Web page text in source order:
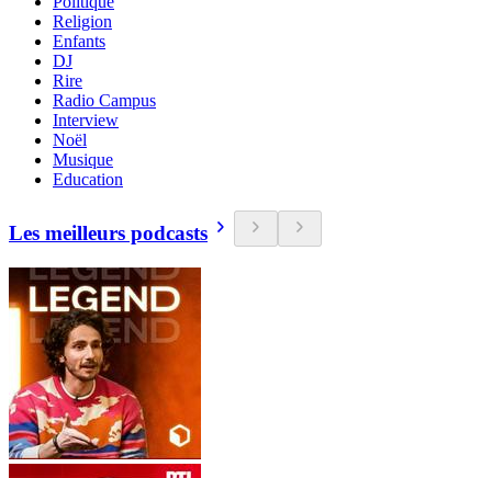
Religion
Enfants
DJ
Rire
Radio Campus
Interview
Noël
Musique
Education
Les meilleurs podcasts